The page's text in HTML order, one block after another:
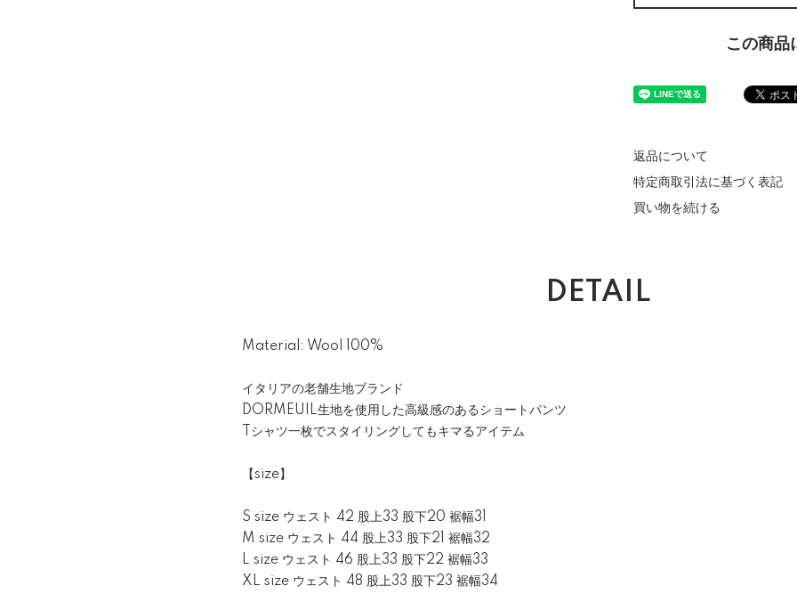
この商品
返品について
特定商取引法に基づく表記
買い物を続ける
DETAIL
Material: Wool 100%
イタリアの老舗生地ブランド
DORMEUIL生地を使用した高級感のあるショートパンツ
Tシャツ一枚でスタイリングしてもキマるアイテム
【size】
S size ウェスト 42 股上33 股下20 裾幅31
M size ウェスト 44 股上33 股下21 裾幅32
L size ウェスト 46 股上33 股下22 裾幅33
XL size ウェスト 48 股上33 股下23 裾幅34